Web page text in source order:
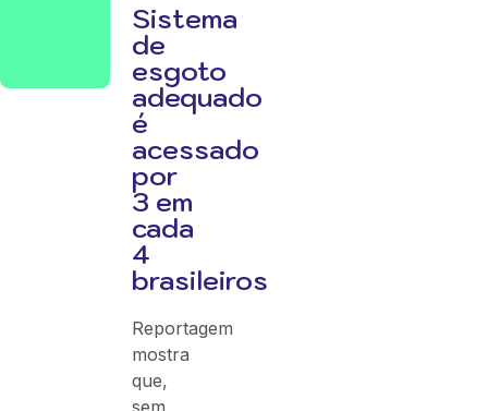
Sistema
de
esgoto
adequado
é
acessado
por
3 em
cada
4
brasileiros
Reportagem
mostra
que,
sem